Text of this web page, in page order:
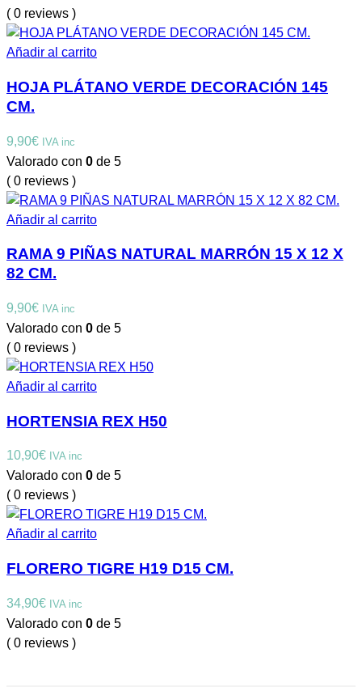
( 0 reviews )
Añadir al carrito
HOJA PLÁTANO VERDE DECORACIÓN 145
CM.
9,90€ IVA inc
Valorado con 0 de 5
( 0 reviews )
Añadir al carrito
RAMA 9 PIÑAS NATURAL MARRÓN 15 X 12 X
82 CM.
9,90€ IVA inc
Valorado con 0 de 5
( 0 reviews )
Añadir al carrito
HORTENSIA REX H50
10,90€ IVA inc
Valorado con 0 de 5
( 0 reviews )
Añadir al carrito
FLORERO TIGRE H19 D15 CM.
34,90€ IVA inc
Valorado con 0 de 5
( 0 reviews )